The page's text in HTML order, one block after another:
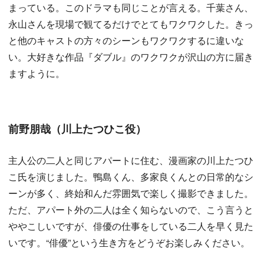
まっている。このドラマも同じことが言える。千葉さん、
永山さんを現場で観てるだけでとてもワクワクした。きっ
と他のキャストの方々のシーンもワクワクするに違いな
い。大好きな作品『ダブル』のワクワクが沢山の方に届き
ますように。
前野朋哉（川上たつひこ役）
主人公の二人と同じアパートに住む、漫画家の川上たつひ
こ氏を演じました。鴨島くん、多家良くんとの日常的なシ
ーンが多く、終始和んだ雰囲気で楽しく撮影できました。
ただ、アパート外の二人は全く知らないので、こう言うと
ややこしいですが、俳優の仕事をしている二人を早く見た
いです。“俳優”という生き方をどうぞお楽しみください。